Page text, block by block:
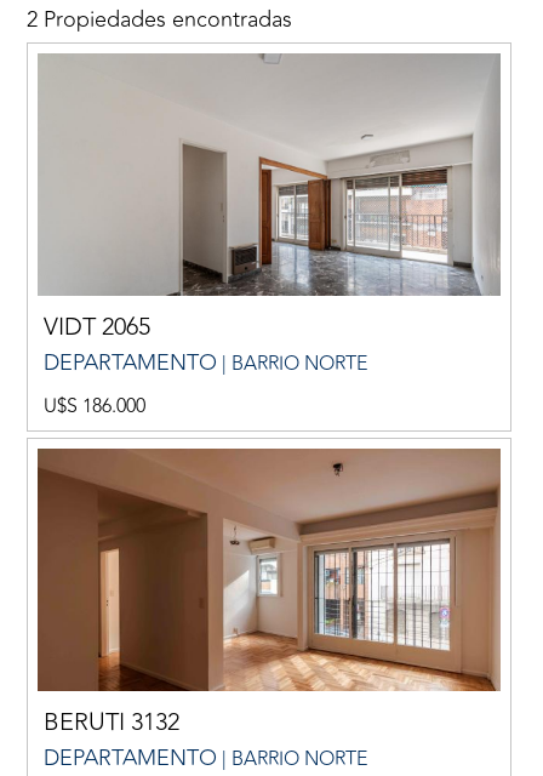
2 Propiedades encontradas
VIDT 2065
DEPARTAMENTO | BARRIO NORTE
U$S 186.000
BERUTI 3132
DEPARTAMENTO | BARRIO NORTE